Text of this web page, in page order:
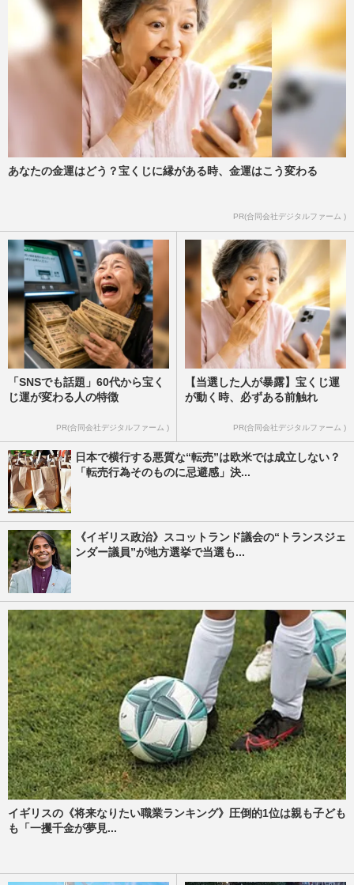
あなたの金運はどう？宝くじに縁がある時、金運はこう変わる
PR(合同会社デジタルファーム )
「SNSでも話題」60代から宝く
じ運が変わる人の特徴
PR(合同会社デジタルファーム )
【当選した人が暴露】宝くじ運
が動く時、必ずある前触れ
PR(合同会社デジタルファーム )
日本で横行する悪質な“転売”は欧米では成立しない？
「転売行為そのものに忌避感」決...
《イギリス政治》スコットランド議会の“トランスジェ
ンダー議員”が地方選挙で当選も...
イギリスの《将来なりたい職業ランキング》圧倒的1位は親も子ども
も「一攫千金が夢見...